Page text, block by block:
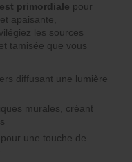
primordiale pour
apaisante,
les sources
tamisée que vous
diffusant une lumière
murales, créant
une touche de